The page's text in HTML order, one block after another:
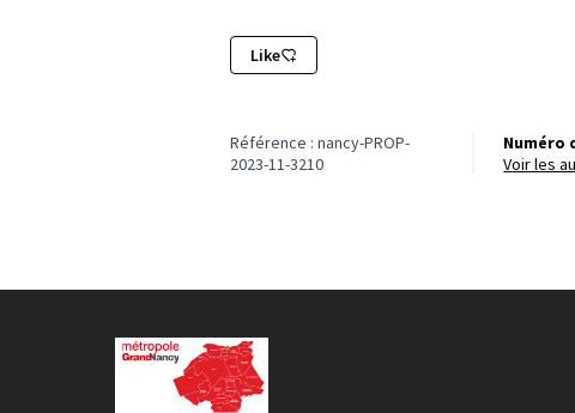
Like
Référence : nancy-PROP-
2023-11-3210
Numéro
voir les